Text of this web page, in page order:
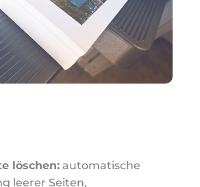
löschen: automatische
leerer Seiten,